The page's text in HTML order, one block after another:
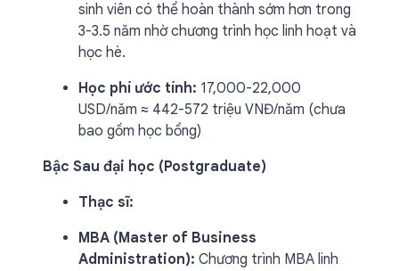
sinh viên có thể hoàn thành sớm hơn trong
3-3.5 năm nhờ chương trình học linh hoạt và
học hè.
Học phí ước tính: 17,000-22,000
USD/năm ≈ 442-572 triệu VNĐ/năm (chưa
bao gồm học bổng)
Bậc Sau đại học (Postgraduate)
Thạc sĩ:
MBA (Master of Business
Administration): Chương trình MBA linh